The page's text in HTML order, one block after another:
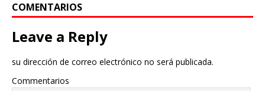
COMENTARIOS
Leave a Reply
su dirección de correo electrónico no será publicada.
Commentarios